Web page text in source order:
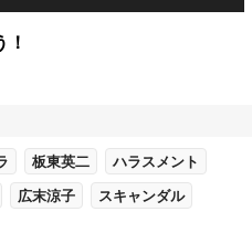
板東英二 ハラスメント
広末涼子 スキャンダル